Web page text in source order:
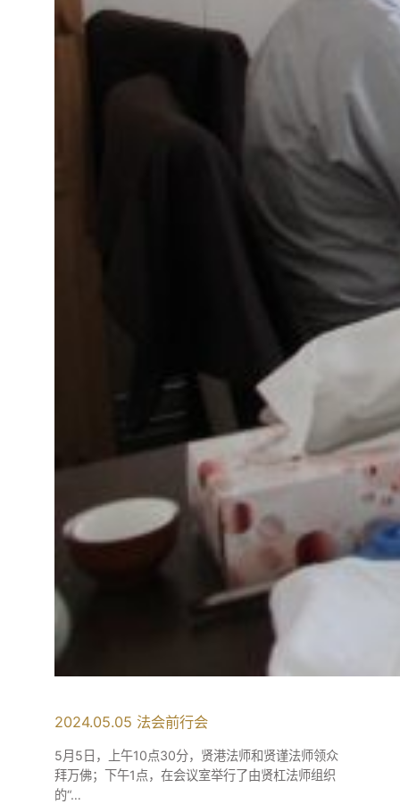
2024.05.05 法会前行会
5月5日，上午10点30分，贤港法师和贤谨法师领众
拜万佛；下午1点，在会议室举行了由贤杠法师组织
的“…